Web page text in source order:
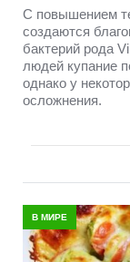
С повышением
создаются
бактерий рода
людей купание
однако у
осложнения.
В МИРЕ